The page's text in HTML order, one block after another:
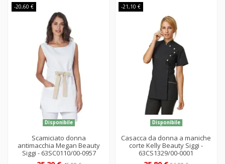
-20,60 €
Disponibile
Scamiciato donna
antimacchia Megan Beauty
Siggi - 63SC0110/00-0957
-21,10 €
Disponibile
Casacca da donna a maniche
corte Kelly Beauty Siggi -
63CS1329/00-0001